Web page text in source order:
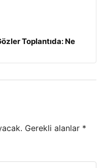
Toplantıda: Ne
Gerekli alanlar *